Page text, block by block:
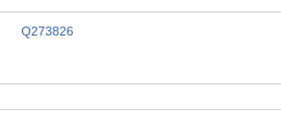
Q273826